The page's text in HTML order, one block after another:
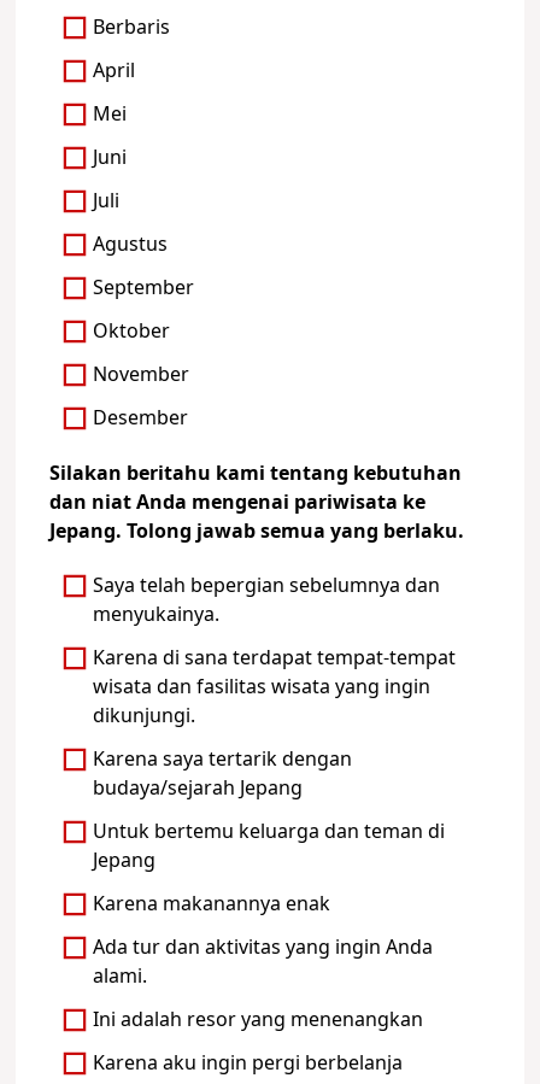
Berbaris
April
Mei
Juni
Juli
Agustus
September
Oktober
November
Desember
Silakan beritahu kami tentang kebutuhan
dan niat Anda mengenai pariwisata ke
Jepang. Tolong jawab semua yang berlaku.
Saya telah bepergian sebelumnya dan
menyukainya.
Karena di sana terdapat tempat-tempat
wisata dan fasilitas wisata yang ingin
dikunjungi.
Karena saya tertarik dengan
budaya/sejarah Jepang
Untuk bertemu keluarga dan teman di
Jepang
Karena makanannya enak
Ada tur dan aktivitas yang ingin Anda
alami.
Ini adalah resor yang menenangkan
Karena aku ingin pergi berbelanja